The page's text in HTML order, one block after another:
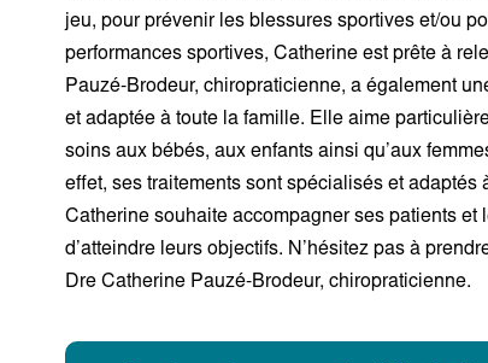
jeu, pour prévenir les blessures sportiveset/ou
performances sportives, Catherine est prête à
Pauzé-Brodeur, chiropraticienne, a également
et adaptée à toute la famille. Elle aime
soins aux bébés, aux enfants ainsi qu’aux
effet,ses traitements sont spécialisés et adaptés
Catherine souhaite accompagnerses patients et
d’atteindre leurs objectifs. N’hésitez pas à
Dre Catherine Pauzé-Brodeur, chiropraticienne.